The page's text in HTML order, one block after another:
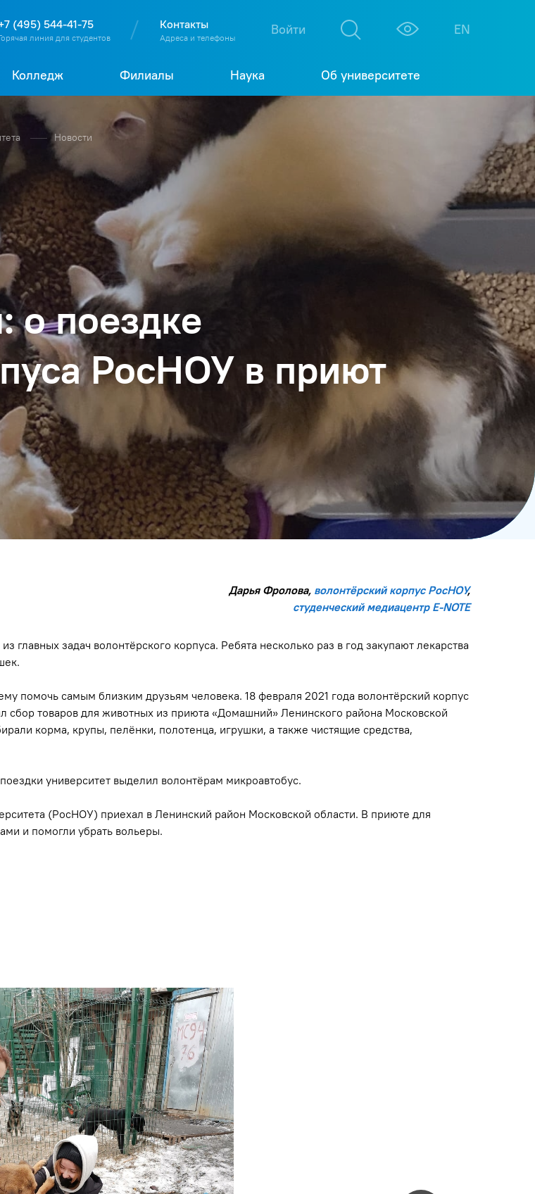
О Т
(495) 544-41-75
линия для студентов
Контакты
Адреса и телефоны
Войти EN
Колледж Филиалы Наука Об университете
Новости
поездке
РосНОУ в приют
Дарья Фролова, волонтёрский корпус РосНОУ,
студенческий медиацентр E-NOTE
задач волонтёрского корпуса. Ребята несколько раз в год закупают лекарства
помочь самым близким друзьям человека. 18 февраля 2021 года волонтёрский корпус
товаров для животных из приюта «Домашний» Ленинского района Московской
корма, крупы, пелёнки, полотенца, игрушки, а также чистящие средства,
университет выделил волонтёрам микроавтобус.
(РосНОУ) приехал в Ленинский район Московской области. В приюте для
и помогли убрать вольеры.